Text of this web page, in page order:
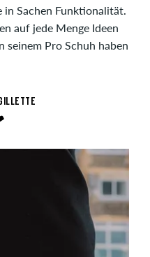
in Sachen Funktionalität.
auf jede Menge Ideen
seinem Pro Schuh haben
Gillette